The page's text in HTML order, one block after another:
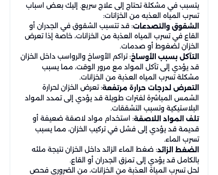
يتسبب في مشكلة تحتاج إلى علاج سريع. إليك بعض اسباب
تسرب المياه العذبه من الخزانات:
الشقوق والتصدعات: قد تتسبب الشقوق في الجدران أو
القاع في تسرب المياه العذبة من الخزانات، خاصة إذا تعرض
الخزان لضغوط أو صدمات.
التآكل بسبب الأوساخ: تراكم الأوساخ والرواسب داخل الخزان
قد يؤدي إلى تآكل المواد مع مرور الوقت، مما يسبب
مشكلة تسرب المياه العذبة من الخزانات.
التعرض لدرجات حرارة مرتفعة: تعرض الخزان لحرارة
الشمس المباشرة لفترات طويلة قد يؤدي إلى تمدد المواد
البلاستيكية وتسبب التشققات.
تلف المواد اللاصقة: استخدام مواد لاصقة ضعيفة أو
قديمة قد يؤدي إلى فشل في تركيب الخزان، مما يسبب
تسرب الماء.
الضغط الزائد: ضغط الماء الزائد داخل الخزان نتيجة ملئه
بالكامل قد يؤدي إلى تمزق الجدران أو القاع.
لحل تسرب المياة العذبة من الخزانات، من الضروري فحص